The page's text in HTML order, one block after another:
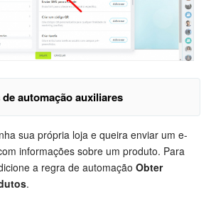
para RH
em HD
negócio
automação auxiliares
de produtos
pagamento
de pagamento
dados
sua própria loja e queira enviar um e-
informações sobre um produto. Para
a regra de automação Obter
.